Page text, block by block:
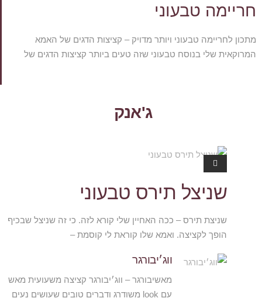
חריימה טבעוני
מתכון לחריימה טבעוני ויותר מדויק – קציצות הדגים של האמא
המרוקאית שלי בנוסח טבעוני שזה טעים ביותר קציצות הדגים של
ג'אנק
ג'אנק גוד
שניצל תירס טבעוני
שניצת תירס – ככה האחיין שלי קורא לזה. כי זה שניצל שבכיף
הופך לקציצה. ואמא שלו קוראת לי קוסמת –
ווג׳יבורגר
מאשיבורגר – ווג׳יבורגר קציצה משעועית מאש
עם look משודרג ודברים טובים שעושים נעים